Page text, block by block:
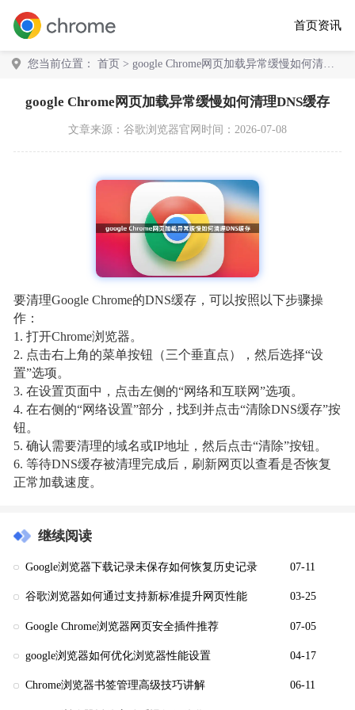
首页资讯
您当前位置： 首页 > google Chrome网页加载异常缓慢如何清理
google Chrome网页加载异常缓慢如何清理DNS缓存
文章来源： 谷歌浏览器官网 时间：2026-07-08
要清理Google Chrome的DNS缓存，可以按照以下步骤操
作：
1. 打开Chrome浏览器。
2. 点击右上角的菜单按钮（三个垂直点），然后选择“设
置”选项。
3. 在设置页面中，点击左侧的“网络和互联网”选项。
4. 在右侧的“网络设置”部分，找到并点击“清除DNS缓存”按
钮。
5. 确认需要清理的域名或IP地址，然后点击“清除”按钮。
6. 等待DNS缓存被清理完成后，刷新网页以查看是否恢复
正常加载速度。
继续阅读
Google浏览器下载记录未保存如何恢复历史记录 07-11
谷歌浏览器如何通过支持新标准提升网页性能 03-25
Google Chrome浏览器网页安全插件推荐 07-05
google浏览器如何优化浏览器性能设置 04-17
Chrome浏览器书签管理高级技巧讲解 06-11